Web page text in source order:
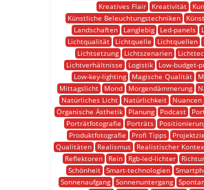
Kreatives Flair
Kreativität
Künstliche Beleuchtungstechniken
Landschaften
Langlebig Led-panels
Lichtqualität
Lichtquelle Lichtquellen
Lichtsetzung
Lichtszenarien
Lichtverhältnisse
Logistik
Low-budget-
Low-key-lighting
Magische Qualität
Mittagslicht
Mond Morgendämmerung
Natürliches Licht
Natürlichkeit Nuancen
Organische Ästhetik
Planung Podcast
Porträtfotografie
Porträts
Produktfotografie
Profi Tipps
Qualitäten
Realismus Realistischer
Reflektoren
Rein Rgb-led-lichter
Schönheit
Smart-technologien
Sonnenaufgang
Sonnenuntergang